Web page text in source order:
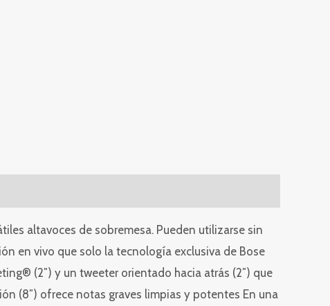
altavoces de sobremesa. Pueden utilizarse sin
en vivo que solo la tecnología exclusiva de Bose
(2″) y un tweeter orientado hacia atrás (2″) que
(8″) ofrece notas graves limpias y potentes En una